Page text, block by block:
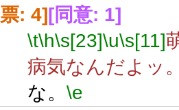
票: 4][同意: 1]
\t\h\s[23]\u\s[11]
病気なんだよッ
な。 \e